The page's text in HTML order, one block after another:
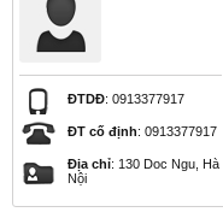
ĐTDĐ: 0913377917
ĐT cố định: 0913377917
Địa chỉ: 130 Doc Ngu, Hà
Nội